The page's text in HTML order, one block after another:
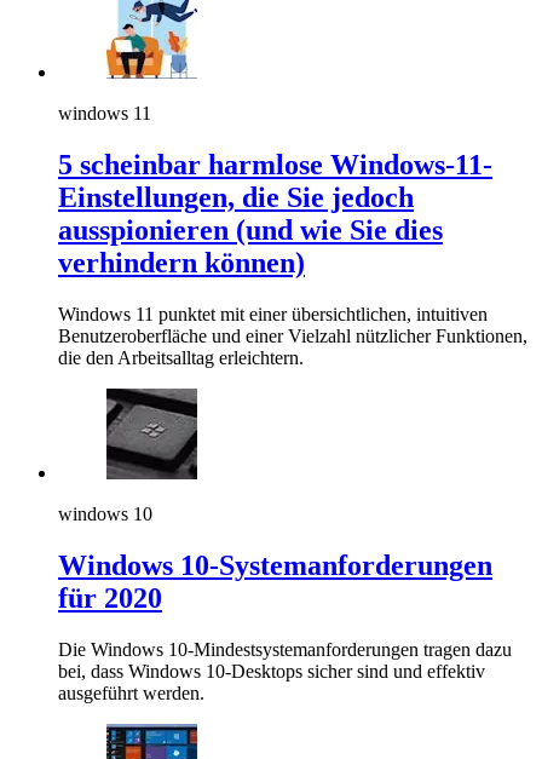
windows 11
5 scheinbar harmlose Windows-11-
Einstellungen, die Sie jedoch
ausspionieren (und wie Sie dies
verhindern können)
Windows 11 punktet mit einer übersichtlichen, intuitiven
Benutzeroberfläche und einer Vielzahl nützlicher Funktionen,
die den Arbeitsalltag erleichtern.
windows 10
Windows 10-Systemanforderungen
für 2020
Die Windows 10-Mindestsystemanforderungen tragen dazu
bei, dass Windows 10-Desktops sicher sind und effektiv
ausgeführt werden.